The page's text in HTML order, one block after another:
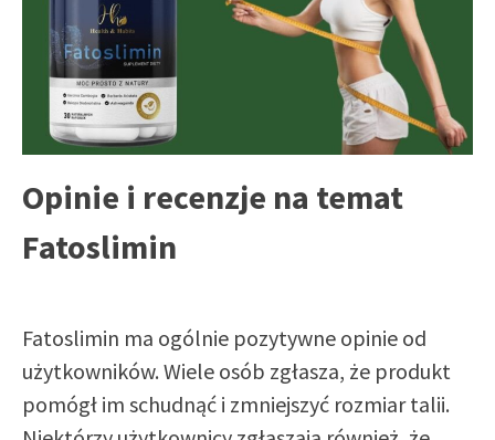
Opinie i recenzje na temat
Fatoslimin
Fatoslimin ma ogólnie pozytywne opinie od
użytkowników. Wiele osób zgłasza, że produkt
pomógł im schudnąć i zmniejszyć rozmiar talii.